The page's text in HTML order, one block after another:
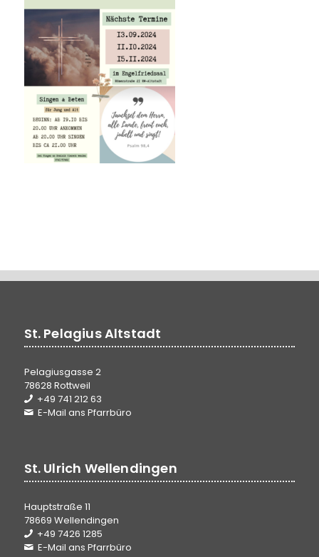
St. Pelagius Altstadt
Pelagiusgasse 2
78628 Rottweil
+49 741 212 63
E-Mail ans Pfarrbüro
St. Ulrich Wellendingen
Hauptstraße 11
78669 Wellendingen
+49 7426 1285
E-Mail ans Pfarrbüro